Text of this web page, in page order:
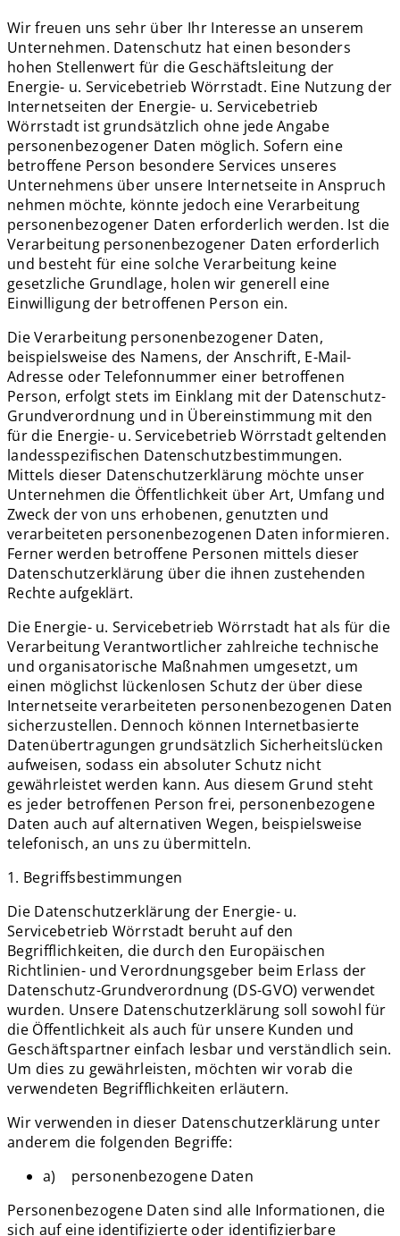
Wir freuen uns sehr über Ihr Interesse an unserem
Unternehmen. Datenschutz hat einen besonders
hohen Stellenwert für die Geschäftsleitung der
Energie- u. Servicebetrieb Wörrstadt. Eine Nutzung der
Internetseiten der Energie- u. Servicebetrieb
Wörrstadt ist grundsätzlich ohne jede Angabe
personenbezogener Daten möglich. Sofern eine
betroffene Person besondere Services unseres
Unternehmens über unsere Internetseite in Anspruch
nehmen möchte, könnte jedoch eine Verarbeitung
personenbezogener Daten erforderlich werden. Ist die
Verarbeitung personenbezogener Daten erforderlich
und besteht für eine solche Verarbeitung keine
gesetzliche Grundlage, holen wir generell eine
Einwilligung der betroffenen Person ein.
Die Verarbeitung personenbezogener Daten,
beispielsweise des Namens, der Anschrift, E-Mail-
Adresse oder Telefonnummer einer betroffenen
Person, erfolgt stets im Einklang mit der Datenschutz-
Grundverordnung und in Übereinstimmung mit den
für die Energie- u. Servicebetrieb Wörrstadt geltenden
landesspezifischen Datenschutzbestimmungen.
Mittels dieser Datenschutzerklärung möchte unser
Unternehmen die Öffentlichkeit über Art, Umfang und
Zweck der von uns erhobenen, genutzten und
verarbeiteten personenbezogenen Daten informieren.
Ferner werden betroffene Personen mittels dieser
Datenschutzerklärung über die ihnen zustehenden
Rechte aufgeklärt.
Die Energie- u. Servicebetrieb Wörrstadt hat als für die
Verarbeitung Verantwortlicher zahlreiche technische
und organisatorische Maßnahmen umgesetzt, um
einen möglichst lückenlosen Schutz der über diese
Internetseite verarbeiteten personenbezogenen Daten
sicherzustellen. Dennoch können Internetbasierte
Datenübertragungen grundsätzlich Sicherheitslücken
aufweisen, sodass ein absoluter Schutz nicht
gewährleistet werden kann. Aus diesem Grund steht
es jeder betroffenen Person frei, personenbezogene
Daten auch auf alternativen Wegen, beispielsweise
telefonisch, an uns zu übermitteln.
1. Begriffsbestimmungen
Die Datenschutzerklärung der Energie- u.
Servicebetrieb Wörrstadt beruht auf den
Begrifflichkeiten, die durch den Europäischen
Richtlinien- und Verordnungsgeber beim Erlass der
Datenschutz-Grundverordnung (DS-GVO) verwendet
wurden. Unsere Datenschutzerklärung soll sowohl für
die Öffentlichkeit als auch für unsere Kunden und
Geschäftspartner einfach lesbar und verständlich sein.
Um dies zu gewährleisten, möchten wir vorab die
verwendeten Begrifflichkeiten erläutern.
Wir verwenden in dieser Datenschutzerklärung unter
anderem die folgenden Begriffe:
a) personenbezogene Daten
Personenbezogene Daten sind alle Informationen, die
sich auf eine identifizierte oder identifizierbare